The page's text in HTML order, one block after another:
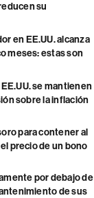
su
en EE.UU. alcanza
meses: estas son
se mantienen
sobre la inflación
para contener al
precio de un bono
por debajo de
de sus